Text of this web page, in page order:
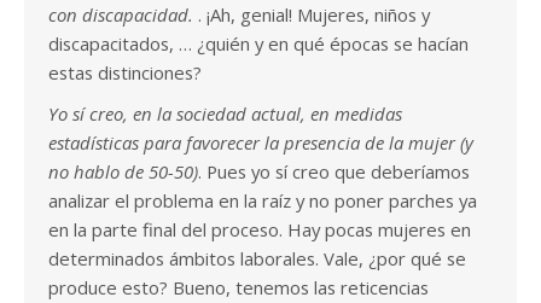
con discapacidad. . ¡Ah, genial! Mujeres, niños y
discapacitados, … ¿quién y en qué épocas se hacían
estas distinciones?
Yo sí creo, en la sociedad actual, en medidas
estadísticas para favorecer la presencia de la mujer (y
no hablo de 50-50). Pues yo sí creo que deberíamos
analizar el problema en la raíz y no poner parches ya
en la parte final del proceso. Hay pocas mujeres en
determinados ámbitos laborales. Vale, ¿por qué se
produce esto? Bueno, tenemos las reticencias